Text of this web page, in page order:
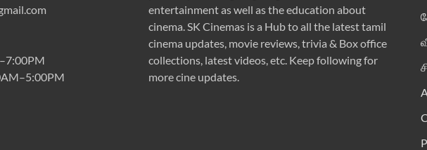
entertainment as well as the education about
cinema. SK Cinemas is a Hub to all the latest tamil
cinema updates, movie reviews, trivia & Box office
collections, latest videos, etc. Keep following for
more cine updates.